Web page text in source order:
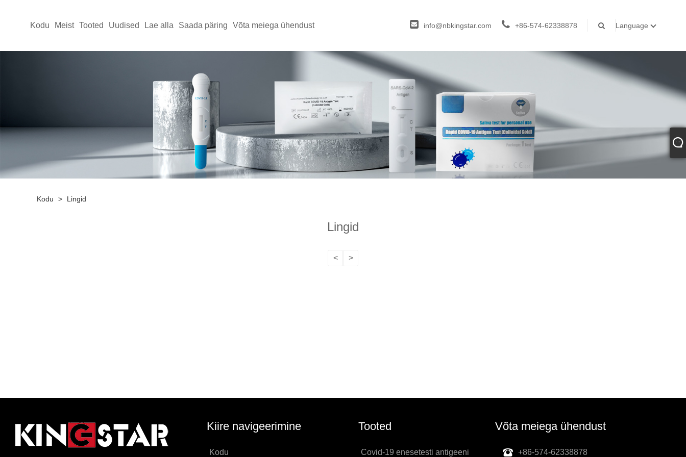
Kodu Meist Tooted Uudised Lae alla Saada päring Võta meiega ühendust info@nbkingstar.com +86-574-62338878 Language
Kodu > Lingid
Lingid
< >
Kiire navigeerimine
Kodu
Tooted
Covid-19 enesetesti antigeeni
Võta meiega ühendust
+86-574-62338878